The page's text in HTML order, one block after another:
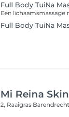
Full Body TuiNa
Full Body TuiNa
Mi Reina
2, Raaigras